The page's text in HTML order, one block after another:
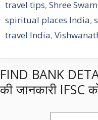
travel tips, Shree
spiritual places India,
travel India,
FIND BANK
की जानकारी IFSC